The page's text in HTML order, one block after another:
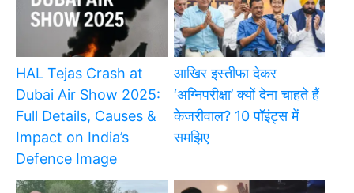
HAL Tejas Crash at
Dubai Air Show 2025:
Full Details, Causes &
Impact on India’s
Defence Image
आखिर इस्तीफा देकर
‘अग्निपरीक्षा’ क्यों देना चाहते हैं
केजरीवाल? 10 पॉइंट्स में
समझिए